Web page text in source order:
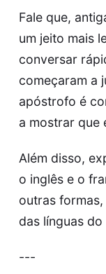
Fale que,
um jeito mais
conversar
começaram a
apóstrofo é
a mostrar que
Além disso,
o inglês e o
outras
das línguas do
---